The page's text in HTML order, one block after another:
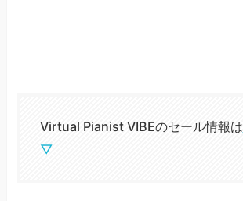
Virtual Pianist VIBEのセール情報は
▽